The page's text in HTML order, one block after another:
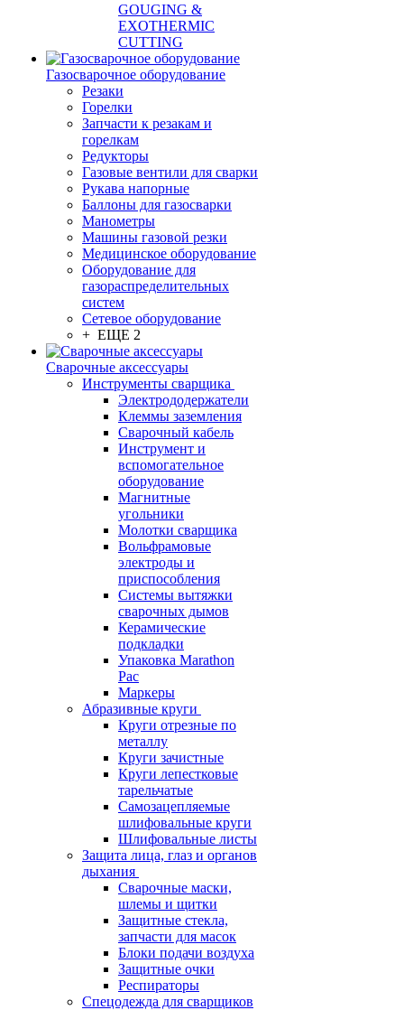
GOUGING &
EXOTHERMIC
CUTTING
Газосварочное оборудование
Резаки
Горелки
Запчасти к резакам и
горелкам
Редукторы
Газовые вентили для сварки
Рукава напорные
Баллоны для газосварки
Манометры
Машины газовой резки
Медицинское оборудование
Оборудование для
газораспределительных
систем
Сетевое оборудование
+ ЕЩЕ 2
Сварочные аксессуары
Инструменты сварщика
Электрододержатели
Клеммы заземления
Сварочный кабель
Инструмент и
вспомогательное
оборудование
Магнитные
угольники
Молотки сварщика
Вольфрамовые
электроды и
приспособления
Системы вытяжки
сварочных дымов
Керамические
подкладки
Упаковка Marathon
Pac
Маркеры
Абразивные круги
Круги отрезные по
металлу
Круги зачистные
Круги лепестковые
тарельчатые
Самозацепляемые
шлифовальные круги
Шлифовальные листы
Защита лица, глаз и органов
дыхания
Сварочные маски,
шлемы и щитки
Защитные стекла,
запчасти для масок
Блоки подачи воздуха
Защитные очки
Респираторы
Спецодежда для сварщиков